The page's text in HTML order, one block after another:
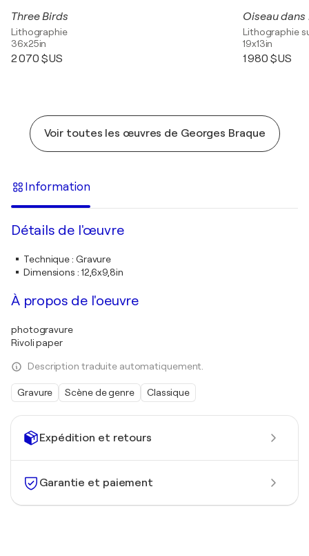
Expédition et retours
Garantie et paiement
Three Birds
Lithographie
36x25in
2 070 $US
Oiseau dans
Lithographie
19x13in
1 980 $US
Voir toutes les œuvres de Georges Braque
Information
Détails de l'œuvre
Technique: Gravure
Dimensions : 12,6x9,8in
À propos de l'oeuvre
photogravure
Rivoli paper
Description traduite automatiquement.
Gravure Scène de genre Classique